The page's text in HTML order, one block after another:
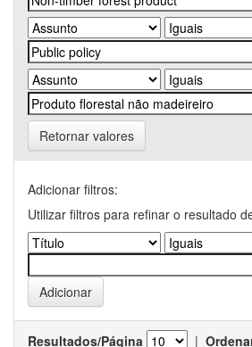
Retornar valores
Adicionar filtros:
Utilizar filtros para refinar o resultado
Resultados/Página |